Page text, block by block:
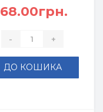
68.00грн.
- +
ДО КОШИКА